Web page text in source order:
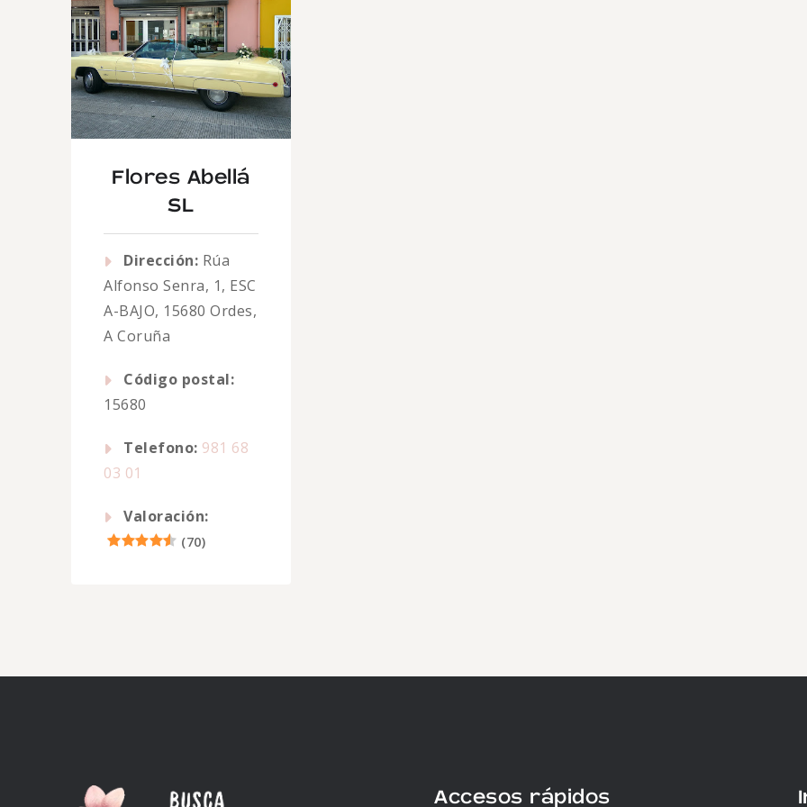
Flores Abellá
SL
Dirección: Rúa
Alfonso Senra, 1, ESC
A-BAJO, 15680 Ordes,
A Coruña
Código postal:
15680
Telefono: 981 68
03 01
Valoración:
(70)
Accesos rápidos